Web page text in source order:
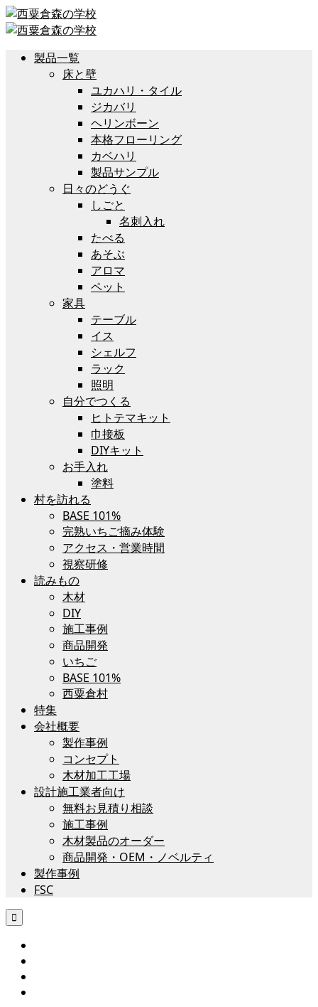
製品一覧
床と壁
ユカハリ・タイル
ジカバリ
ヘリンボーン
本格フローリング
カベハリ
製品サンプル
日々のどうぐ
しごと
名刺入れ
たべる
あそぶ
アロマ
ペット
家具
テーブル
イス
シェルフ
ラック
照明
自分でつくる
ヒトテマキット
巾接板
DIYキット
お手入れ
塗料
村を訪れる
BASE 101%
完熟いちご摘み体験
アクセス・営業時間
視察研修
読みもの
木材
DIY
施工事例
商品開発
いちご
BASE 101%
西粟倉村
特集
会社概要
製作事例
コンセプト
木材加工工場
設計施工業者向け
無料お見積り相談
施工事例
木材製品のオーダー
商品開発・OEM・ノベルティ
製作事例
FSC
